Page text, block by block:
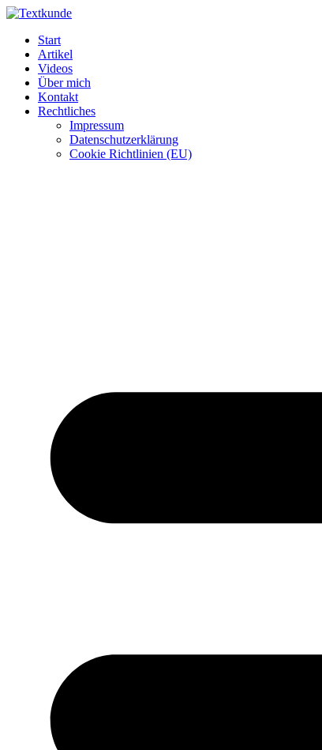
Zum
wechseln
Start
Artikel
Videos
Über mich
Kontakt
Rechtliches
Impressum
Datenschutzerklärung
Cookie Richtlinien (EU)